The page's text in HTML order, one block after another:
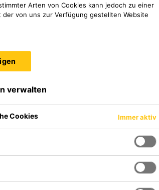
welcher
Sichtfugen
Arten von Cookies kann jedoch zu einer
von uns zur Verfügung gestellten Website
verwalten
Cookies Immer aktiv